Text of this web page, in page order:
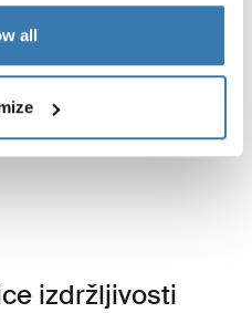
all
izdržljivosti